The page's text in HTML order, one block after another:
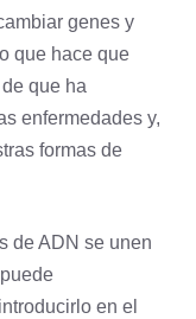
genes y
que hace que
que ha
enfermedades y,
formas de
de ADN se unen
en el